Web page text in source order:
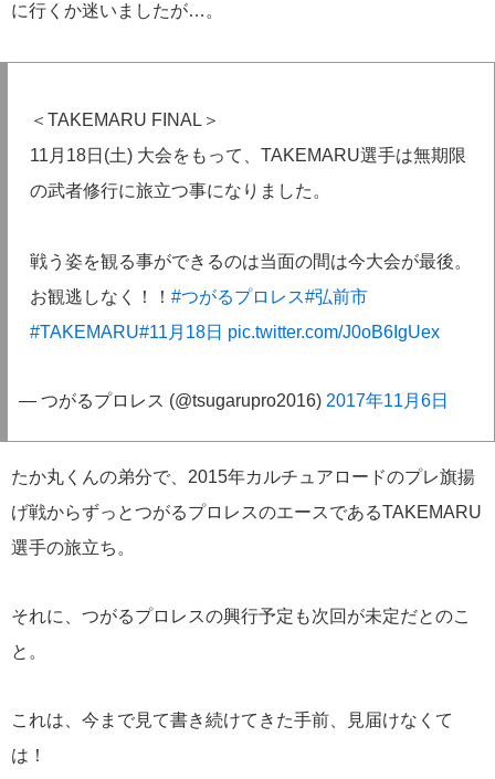
に行くか迷いましたが…。
＜TAKEMARU FINAL＞
11月18日(土) 大会をもって、TAKEMARU選手は無期限
の武者修行に旅立つ事になりました。
戦う姿を観る事ができるのは当面の間は今大会が最後。
お観逃しなく！！ #つがるプロレス#弘前市
#TAKEMARU#11月18日 pic.twitter.com/J0oB6IgUex
— つがるプロレス (@tsugarupro2016) 2017年11月6日
たか丸くんの弟分で、2015年カルチュアロードのプレ旗揚
げ戦からずっとつがるプロレスのエースであるTAKEMARU
選手の旅立ち。
それに、つがるプロレスの興行予定も次回が未定だとのこ
と。
これは、今まで見て書き続けてきた手前、見届けなくて
は！